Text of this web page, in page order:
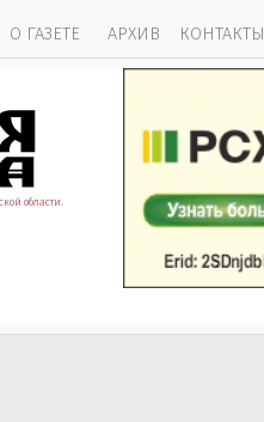
О ГАЗЕТЕ АРХИВ КОНТАКТЫ
области.